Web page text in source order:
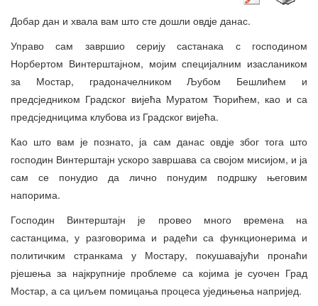
Добар дан и хвала вам што сте дошли овдје данас.
Управо сам завршио серију састанака с господином
Норбертом Винтерштајном, мојим специјалним изаслаником
за Мостар, градоначелником Љубом Бешлићем и
предсједником Градског вијећа Муратом Ћорићем, као и са
предсједницима клубова из Градског вијећа.
Као што вам је познато, ја сам данас овдје због тога што
господин Винтерштајн ускоро завршава са својом мисијом, и ја
сам се понудио да лично понудим подршку његовим
напорима.
Господин Винтерштајн је провео много времена на
састанцима, у разговорима и радећи са функционерима и
политичким странкама у Мостару, покушавајући пронаћи
рјешења за најкрупније проблеме са којима је суочен Град
Мостар, а са циљем помицања процеса уједињења напријед.